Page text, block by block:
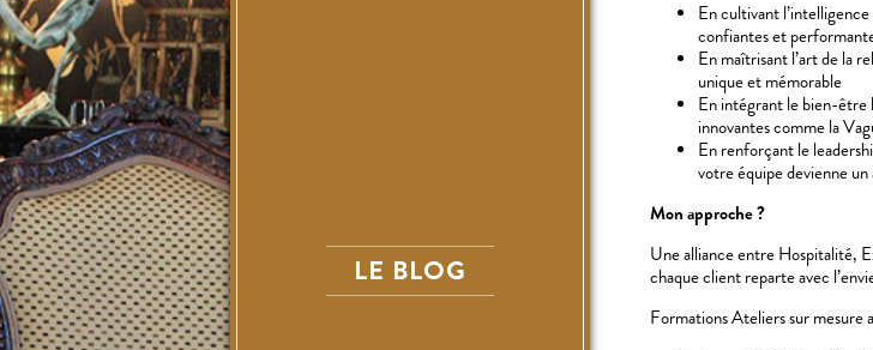
LE BLOG
En cultivant
confiantes et
En maîtrisant l’art de la
unique et mémorable
En intégrant le bien-être
innovantes comme la
En renforçant le
votre équipe devienne
Mon approche ?
Une alliance entre Hospitalité,
chaque client reparte avec
FormationsAteliers sur mesure